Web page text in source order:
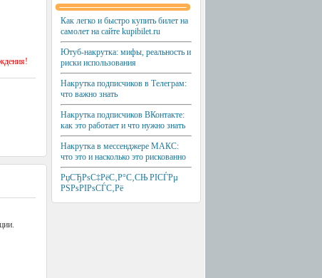
Как легко и быстро купить билет на
самолет на сайте kupibilet.ru
Ютуб-накрутка: мифы, реальность и
риски использования
Накрутка подписчиков в Телеграм:
что важно знать
Накрутка подписчиков ВКонтакте:
как это работает и что нужно знать
Накрутка в мессенджере МАКС:
что это и насколько это рискованно
РџСЂРѕС‡РёС‚Р°С‚СЊ РІСЃРµ
РЅРѕРІРѕСЃС‚Рё